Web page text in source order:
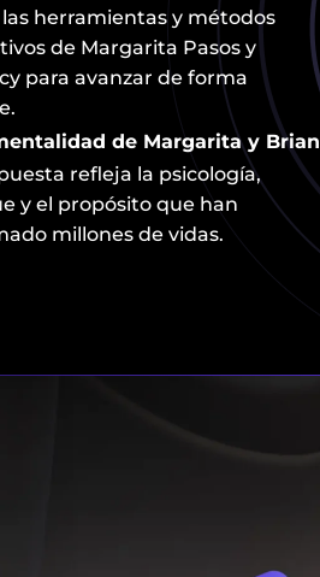
las herramientas y métodos
de Margarita Pasos y
para avanzar de forma
de Margarita y Brian
refleja la psicología,
y el propósito que han
millones de vidas.